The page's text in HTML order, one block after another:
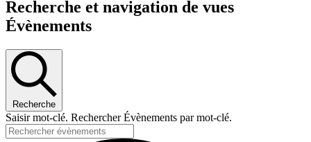
Recherche et navigation de vues
Évènements
Recherche
Saisir mot-clé. Rechercher Évènements par mot-clé.